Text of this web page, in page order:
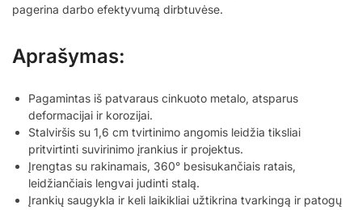
pagerina darbo efektyvumą dirbtuvėse.
Aprašymas:
Pagamintas iš patvaraus cinkuoto metalo, atsparus
deformacijai ir korozijai.
Stalviršis su 1,6 cm tvirtinimo angomis leidžia tiksliai
pritvirtinti suvirinimo įrankius ir projektus.
Įrengtas su rakinamais, 360° besisukančiais ratais,
leidžiančiais lengvai judinti stalą.
Įrankių saugykla ir keli laikikliai užtikrina tvarkingą ir patogų